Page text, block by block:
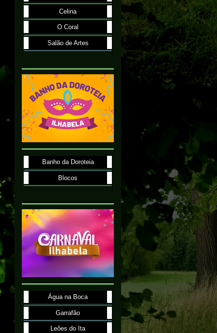
Celina
O Coral
Salão de Artes
Banho da Doroteia
Blocos
Água na Boca
Garrafão
Leões do Ita